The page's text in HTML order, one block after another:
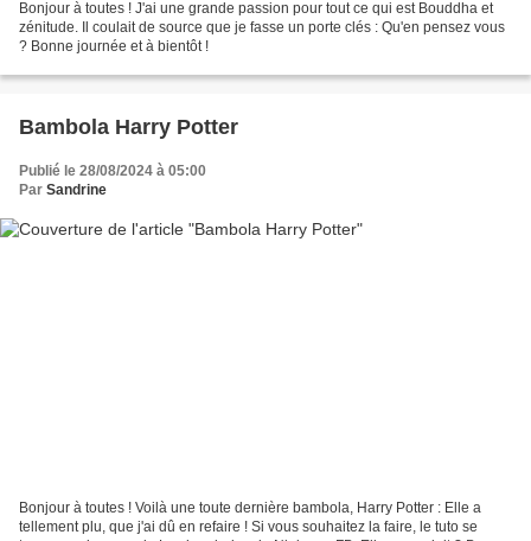
Bonjour à toutes ! J'ai une grande passion pour tout ce qui est Bouddha et
zénitude. Il coulait de source que je fasse un porte clés : Qu'en pensez vous
? Bonne journée et à bientôt !
Bambola Harry Potter
Publié le 28/08/2024 à 05:00
Par Sandrine
Bonjour à toutes ! Voilà une toute dernière bambola, Harry Potter : Elle a
tellement plu, que j'ai dû en refaire ! Si vous souhaitez la faire, le tuto se